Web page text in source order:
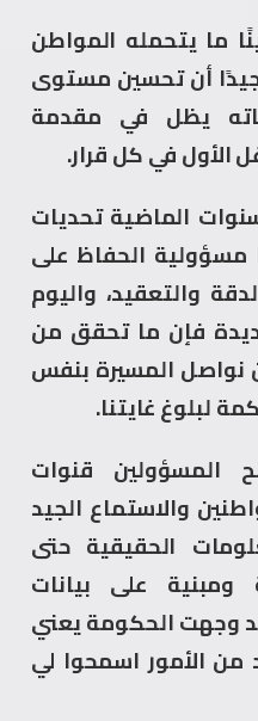
ما يتحمله المواطن
أن تحسين مستوى
يظل في مقدمة
الأول في كل قرار.
الماضية تحديات
مسؤولية الحفاظ على
والتعقيد، واليوم
فإن ما تحقق من
نواصل المسيرة بنفس
لبلوغ غايتنا.
قنوات
والاستماع الجيد
الحقيقية حتى
على بيانات
وجهت الحكومة يعني
الأمور اسمحوا لي